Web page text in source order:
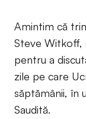
Amintim că
Steve Witkoff,
pentru a
zile pe care
săptămânii, în
Saudită.